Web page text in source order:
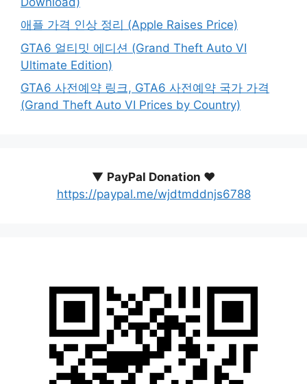
애플 가격 인상 정리 (Apple Raises Price)
GTA6 얼티밋 에디션 (Grand Theft Auto VI
Ultimate Edition)
GTA6 사전예약 링크, GTA6 사전예약 국가 가격
(Grand Theft Auto VI Prices by Country)
▼ PayPal Donation ♥️
https://paypal.me/wjdtmddnjs6788